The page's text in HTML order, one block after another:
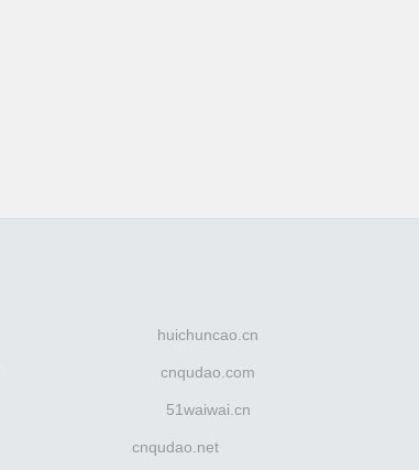
huichuncao.cn
cnqudao.com
51waiwai.cn
cnqudao.net